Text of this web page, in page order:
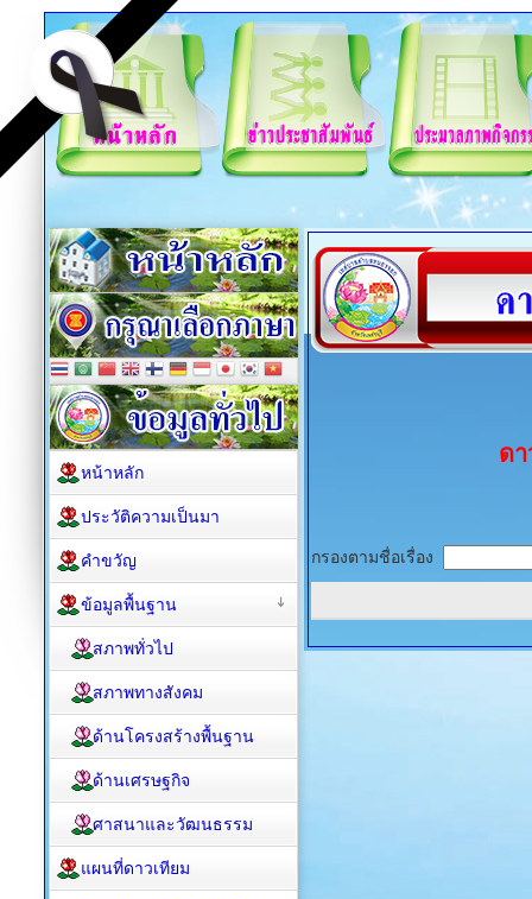
ด
กรองตามชื่อเรื่อง
หน้าหลัก
ประวัติความเป็นมา
คำขวัญ
ข้อมูลพื้นฐาน
สภาพทั่วไป
สภาพทางสังคม
ด้านโครงสร้างพื้นฐาน
ด้านเศรษฐกิจ
ศาสนาและวัฒนธรรม
แผนที่ดาวเทียม